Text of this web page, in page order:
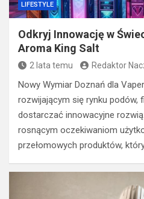
LIFESTYLE
Odkryj Innowację w
Aroma King Salt
2 lata temu Redaktor
Nowy Wymiar Doznań dla
rozwijającym się rynku podów,
dostarczać innowacyjne
rosnącym oczekiwaniom
przełomowych produktów,